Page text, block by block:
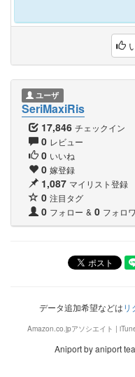
ユーザ
SeriMaxiRis
17,846 チェックイン
0 レビュー
0 いいね
0 嫁登録
1,087 マイリスト登録
0 注目タグ
0 フォロー & 0 フォロ
データ追加希望などはリ
Amazon.co.jpアソシエイト |
Aniport by aniport